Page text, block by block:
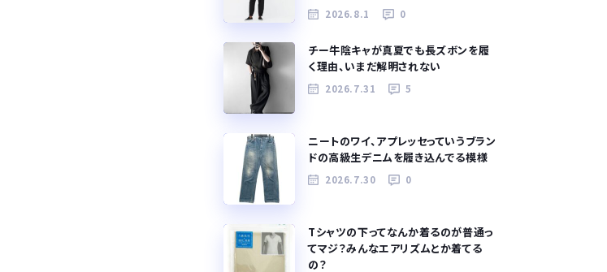
2026.8.1 0
チー牛陰キャが真夏でも長ズボンを履
く理由、いまだ解明されない
2026.7.31 5
ニートのワイ、アプレッセっていうブラン
ドの高級生デニムを履き込んでる模様
2026.7.30 0
Tシャツの下ってなんか着るのが普通っ
てマジ？みんなエアリズムとか着てる
の？